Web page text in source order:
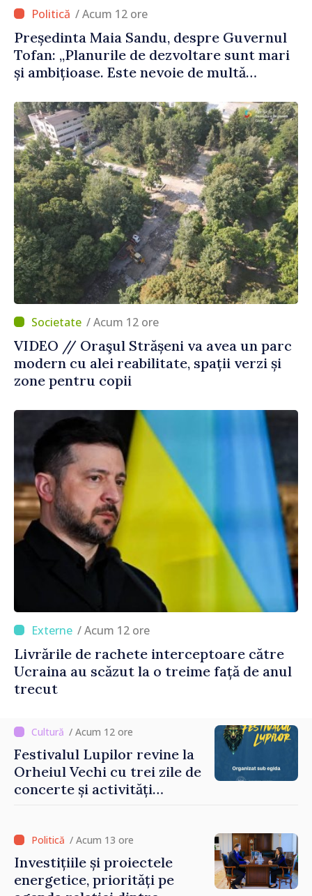
/ Acum 12 ore
Președinta Maia Sandu, despre Guvernul
Tofan: „Planurile de dezvoltare sunt mari
și ambițioase. Este nevoie de multă
/ Acum 12 ore
VIDEO // Oraşul Strășeni va avea un parc
modern cu alei reabilitate, spații verzi și
zone pentru copii
/ Acum 12 ore
Livrările de rachete interceptoare către
Ucraina au scăzut la o treime față de anul
trecut
/ Acum 12 ore
Festivalul Lupilor revine la
Orheiul Vechi cu trei zile de
concerte și activități
/ Acum 13 ore
Investițiile și proiectele
energetice, priorități pe